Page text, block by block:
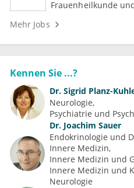
Frauenheilkunde
Mehr Jobs
Kennen Sie ...?
Dr. Sigrid Planz-
Neurologie
Psychiatrie und
Dr. Joachim Sauer
Endokrinologie und
Innere Medizin
Innere Medizin und
Innere Medizin und
Neurologie